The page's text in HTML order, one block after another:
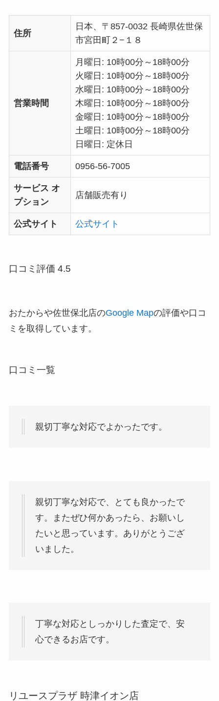
住所
日本、〒857-0032 長崎県佐世保
市宮田町２−１８
営業時間
月曜日: 10時00分～18時00分
火曜日: 10時00分～18時00分
水曜日: 10時00分～18時00分
木曜日: 10時00分～18時00分
金曜日: 10時00分～18時00分
土曜日: 10時00分～18時00分
日曜日: 定休日
電話番号 0956-56-7005
サービス オ
プション
店舗販売有り
公式サイト 公式サイト
口コミ評価 4.5
おたからや佐世保北店のGoogle Mapの評価や口コ
ミを取得しています。
口コミ一覧
親切丁寧な対応でよかったです。
親切丁寧な対応で、とても良かったで
す。またぜひ何かあったら、お願いし
たいと思っています。ありがとうござ
いました。
丁寧な対応としっかりした査定で、安
心できるお店です。
リユースプラザ 時津イオン店